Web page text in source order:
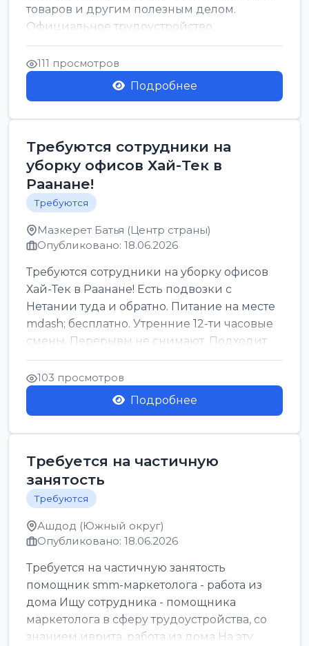
товаров и другим полезным делом.
Официальное трудоустройство,
стабильная зарплата от ...
111 просмотров
Подробнее
Требуются сотрудники на
уборку офисов Хай-Тек в
Раанане!
Требуются
Мазкерет Батья (Центр страны)
Опубликовано: 18.06.2026
Требуются сотрудники на уборку офисов
Хай-Тек в Раанане! Есть подвозки с
Нетании туда и обратно. Питание на месте
mdash; бесплатно. Утренние 12-ти часовые
смены. Перерывы не снимают. Подходит
для всех...
103 просмотров
Подробнее
Требуется на частичную
занятость
Требуются
Ашдод (Южный округ)
Опубликовано: 18.06.2026
Требуется на частичную занятость
помощник smm-маркетолога - работа из
дома Ищу сотрудника - помощника
маркетолога в сферу трудоустройства, со
знанием иврита, работа из дома На эту